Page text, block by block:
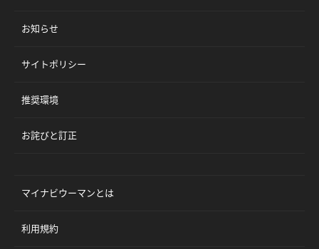
お知らせ
サイトポリシー
推奨環境
お詫びと訂正
マイナビウーマンとは
利用規約